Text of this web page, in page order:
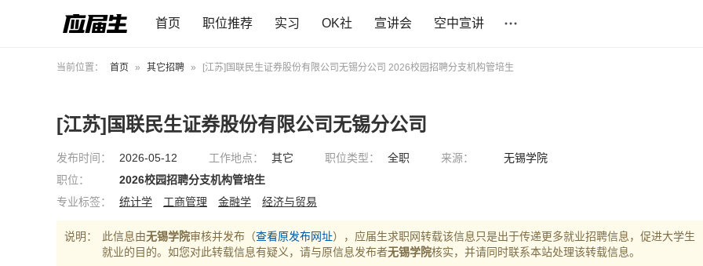
首页 职位推荐 实习 OK社 宣讲会 空中宣讲
当前位置： 首页 » 其它招聘 » [江苏]国联民生证券股份有限公司无锡分公司 2026校园招聘分支机构管培生
[江苏]国联民生证券股份有限公司无锡分公司
发布时间： 2026-05-12 工作地点： 其它 职位类型： 全职 来源：
无锡学院
职位：
2026校园招聘分支机构管培生
专业标签：
统计学 工商管理 金融学 经济与贸易
说明： 此信息由无锡学院审核并发布（查看原发布网址），应届生求职网转载该信息只是出于传递更多就业招聘信息，促进大学生
就业的目的。如您对此转载信息有疑义，请与原信息发布者无锡学院核实，并请同时联系本站处理该转载信息。